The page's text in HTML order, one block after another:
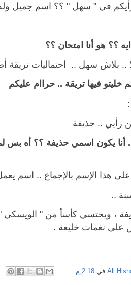
في " سهل " ؟؟ اسم جميل
؟؟ هو أنا امتحان ؟؟
لا .. بلاش سهل ..
احتماليات تريقة
خليتو فيها تريقة .. حراام عليكم
رأيي .. حذيفة
أنا يكون اسمي حذيفة ؟؟ أه بس
على هذا الإسم بالإجماع .. اسم
..
، ويحتسي كأساً من " الويسكي
على نغمات خليعة .
Ali في 2:18 م